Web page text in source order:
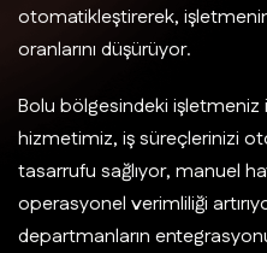
otomatikleştirerek,
oranlarını düşürüyor.
Bolu bölgesindeki işletmeniz
hizmetimiz, iş süreçlerinizi
tasarrufu sağlıyor, manuel
operasyonel verimliliği
departmanların